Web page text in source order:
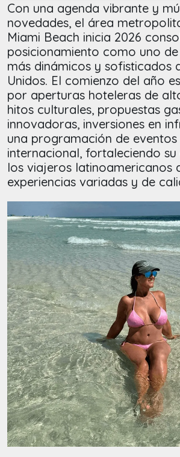
Con una agenda vibrante y
novedades, el área
Miami Beach inicia 2026
posicionamiento como uno
más dinámicos y sofisticados
Unidos. El comienzo del año
por aperturas hoteleras de
hitos culturales, propuestas
innovadoras, inversiones en
una programación de
internacional, fortaleciendo
los viajeros latinoamericanos
experiencias variadas y de